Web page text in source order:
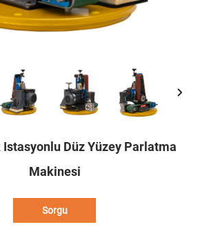
Istasyonlu Düz Yüzey Parlatma
Makinesi
Sorgu